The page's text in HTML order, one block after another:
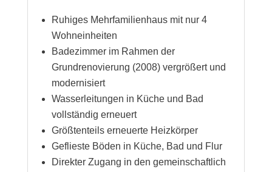
Ruhiges Mehrfamilienhaus mit nur 4
Wohneinheiten
Badezimmer im Rahmen der
Grundrenovierung (2008) vergrößert und
modernisiert
Wasserleitungen in Küche und Bad
vollständig erneuert
Größtenteils erneuerte Heizkörper
Geflieste Böden in Küche, Bad und Flur
Direkter Zugang in den gemeinschaftlich